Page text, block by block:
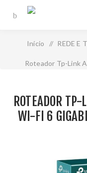
Início / REDE E
Roteador Tp-Link
ROTEADOR
WI-FI 6